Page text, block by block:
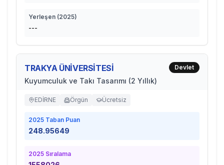
Yerleşen (2025)
---
TRAKYA ÜNİVERSİTESİ
Kuyumculuk ve Takı Tasarımı (2 Yıllık)
Devlet
EDİRNE Örgün Ücretsiz
2025 Taban Puan
248.95649
2025 Sıralama